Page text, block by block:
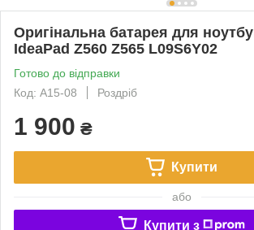
Оригінальна батарея для
IdeaPad Z560 Z565 L09S6Y02
Готово до відправки
Код: A15-08
Роздріб
1 900 ₴
Купити
або
Купити з